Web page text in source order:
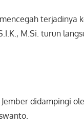
terjadinya
M.Si. turun
didampingi